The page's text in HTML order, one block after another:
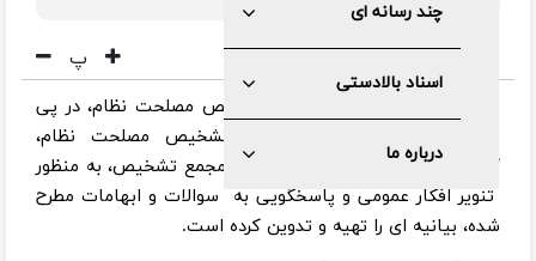
چند رسانه ای
اسناد بالادستی
درباره ما
پ
به گزارش روابط عمومی مجمع تشخیص مصلحت نظام، در پی
تصویب لایحه پالرمو در مجمع تشخیص مصلحت نظام،
کمیسیون حقوقی و قضایی دبیرخانه مجمع تشخیص، به منظور
تنویر افکار عمومی و پاسخگویی به سوالات و ابهامات مطرح
شده، بیانیه ای را تهیه و تدوین کرده است.